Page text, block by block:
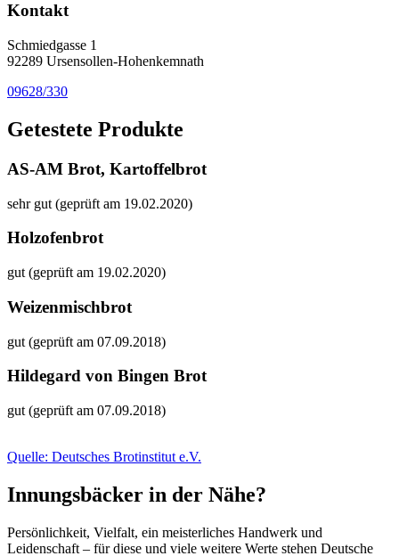
Kontakt
Schmiedgasse 1
92289 Ursensollen-Hohenkemnath
09628/330
Getestete Produkte
AS-AM Brot, Kartoffelbrot
sehr gut (geprüft am 19.02.2020)
Holzofenbrot
gut (geprüft am 19.02.2020)
Weizenmischbrot
gut (geprüft am 07.09.2018)
Hildegard von Bingen Brot
gut (geprüft am 07.09.2018)
Quelle: Deutsches Brotinstitut e.V.
Innungsbäcker in der Nähe?
Persönlichkeit, Vielfalt, ein meisterliches Handwerk und
Leidenschaft – für diese und viele weitere Werte stehen Deutsche